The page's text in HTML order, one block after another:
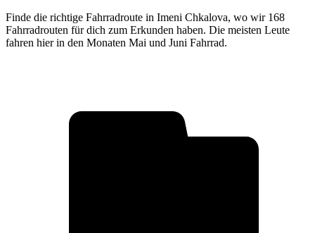
Finde die richtige Fahrradroute in Imeni Chkalova, wo wir 168
Fahrradrouten für dich zum Erkunden haben. Die meisten Leute
fahren hier in den Monaten Mai und Juni Fahrrad.